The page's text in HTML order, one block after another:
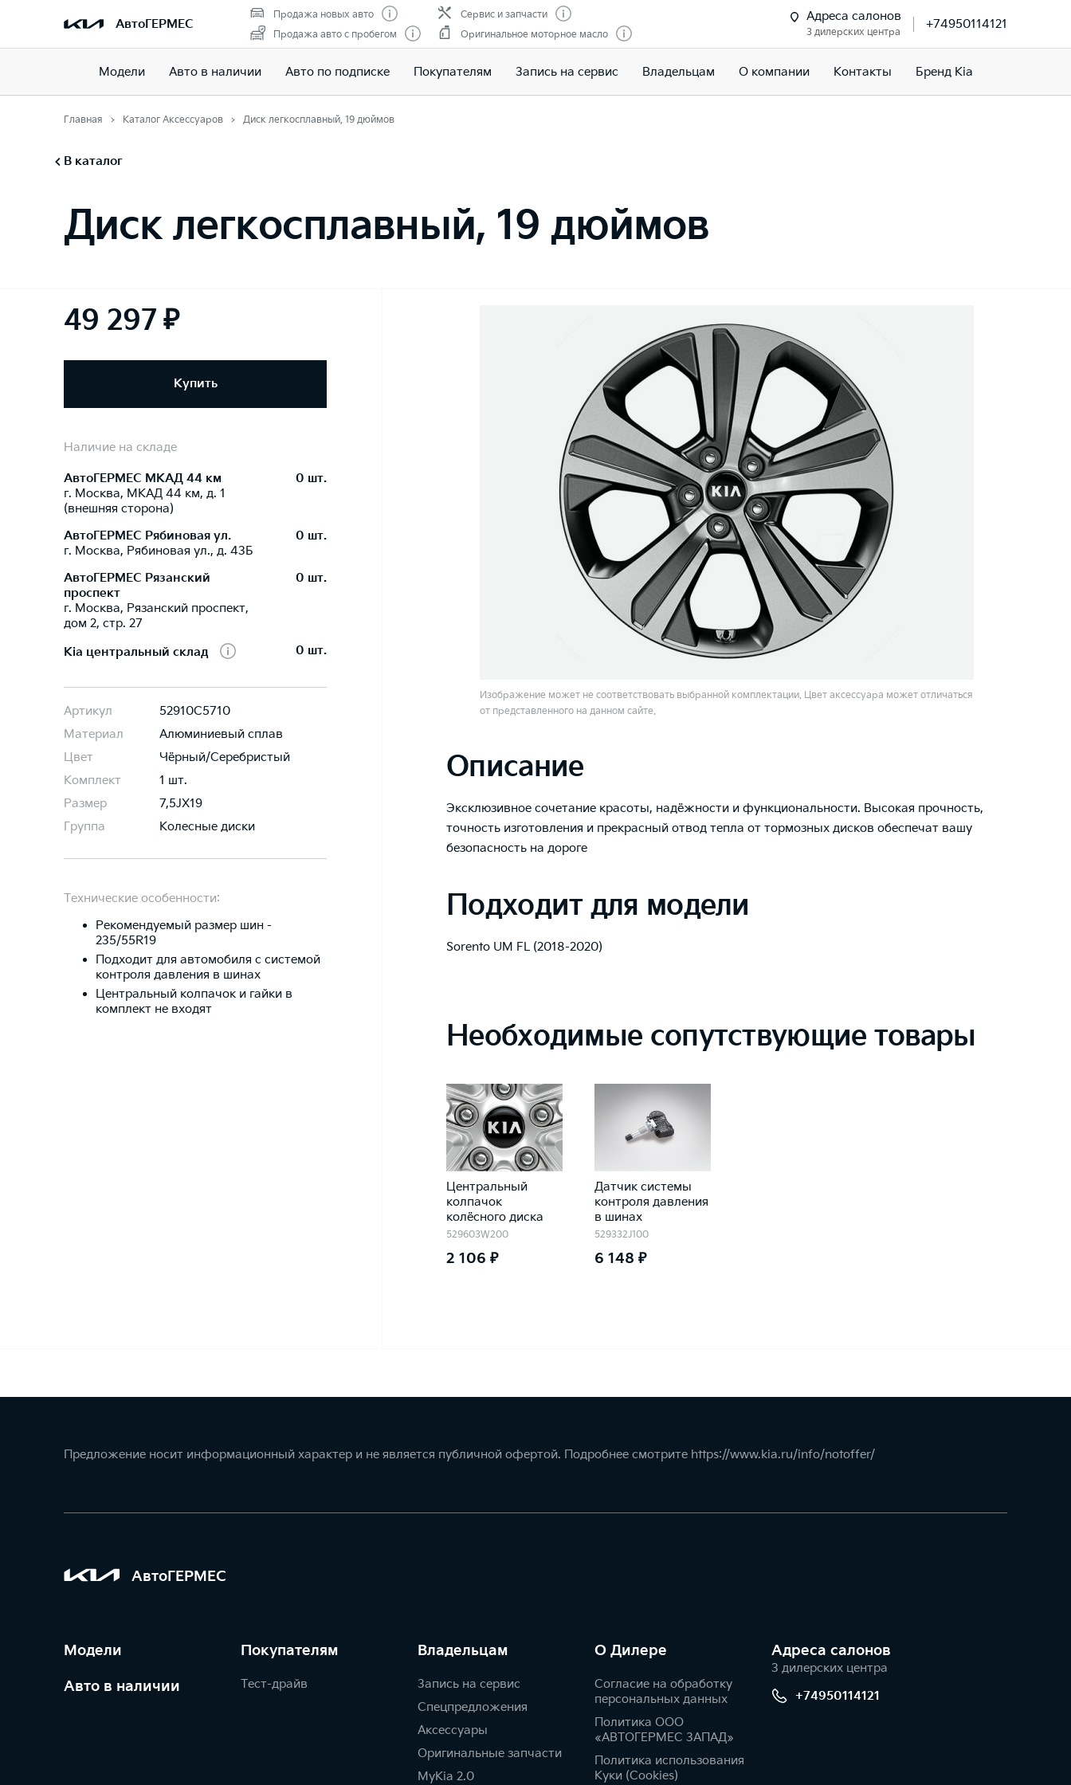
АвтоГЕРМЕС
Продажа новых авто
Продажа авто с пробегом
Сервис и запчасти
Оригинальное моторное масло
Адреса салонов
3 дилерских центра
+74950114121
Модели Авто в наличии Авто по подписке Покупателям Запись на сервис Владельцам О компании Контакты Бренд Kia
Главная Каталог Аксессуаров Диск легкосплавный, 19 дюймов
В каталог
Диск легкосплавный, 19 дюймов
49 297 ₽
Купить
Наличие на складе
АвтоГЕРМЕС МКАД 44 км
г. Москва, МКАД 44 км, д. 1
(внешняя сторона)
0 шт.
АвтоГЕРМЕС Рябиновая ул.
г. Москва, Рябиновая ул., д. 43Б
0 шт.
АвтоГЕРМЕС Рязанский
проспект
г. Москва, Рязанский проспект,
дом 2, стр. 27
0 шт.
Kia центральный склад 0 шт.
Артикул
52910C5710
Материал
Алюминиевый сплав
Цвет
Чёрный/Серебристый
Комплект
1 шт.
Размер
7,5JХ19
Группа
Колесные диски
Технические особенности:
Рекомендуемый размер шин -
235/55R19
Подходит для автомобиля с системой
контроля давления в шинах
Центральный колпачок и гайки в
комплект не входят
Изображение может не соответствовать выбранной комплектации. Цвет аксессуара может отличаться
от представленного на данном сайте.
Описание
Эксклюзивное сочетание красоты, надёжности и функциональности. Высокая прочность,
точность изготовления и прекрасный отвод тепла от тормозных дисков обеспечат вашу
безопасность на дороге
Подходит для модели
Sorento UM FL (2018-2020)
Необходимые сопутствующие товары
Центральный
колпачок
колёсного диска
529603W200
2 106 ₽
Датчик системы
контроля давления
в шинах
529332J100
6 148 ₽
Предложение носит информационный характер и не является публичной офертой. Подробнее смотрите https://www.kia.ru/info/notoffer/
АвтоГЕРМЕС
Модели
Авто в наличии
Покупателям
Тест-драйв
Владельцам
Запись на сервис
Спецпредложения
Аксессуары
Оригинальные запчасти
MyKia 2.0
О Дилере
Согласие на обработку
персональных данных
Политика ООО
«АВТОГЕРМЕС ЗАПАД»
Политика использования
Куки (Cookies)
Адреса салонов
3 дилерских центра
+74950114121